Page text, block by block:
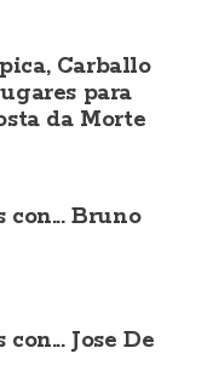
Carballo
para
da Morte
Bruno
Jose De